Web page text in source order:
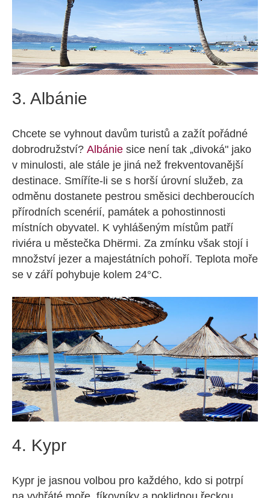
3. Albánie
Chcete se vyhnout davům turistů a zažít pořádné
dobrodružství? Albánie sice není tak „divoká" jako
v minulosti, ale stále je jiná než frekventovanější
destinace. Smíříte-li se s horší úrovní služeb, za
odměnu dostanete pestrou směsici dechberoucích
přírodních scenérií, památek a pohostinnosti
místních obyvatel. K vyhlášeným místům patří
riviéra u městečka Dhërmi. Za zmínku však stojí i
množství jezer a majestátních pohoří. Teplota moře
se v září pohybuje kolem 24°C.
4. Kypr
Kypr je jasnou volbou pro každého, kdo si potrpí